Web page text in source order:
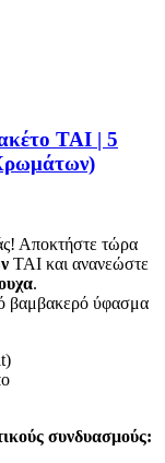
TAI | 5
Αποκτήστε τώρα
TAI και ανανεώστε
.
βαμβακερό ύφασμα
συνδυασμούς: